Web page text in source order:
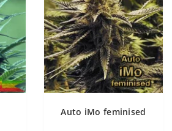
Auto iMo feminised